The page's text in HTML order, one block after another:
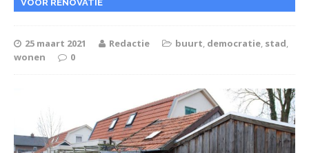
VOOR RENOVATIE
25 maart 2021 Redactie buurt, democratie, stad,
wonen
0